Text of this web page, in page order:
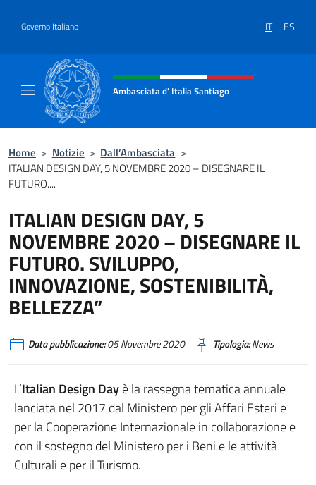
Governo Italiano IT ES
Intestazione sito, social e menù
Ambasciata d' Italia Santiago
Home > Notizie > Dall’Ambasciata >
ITALIAN DESIGN DAY, 5 NOVEMBRE 2020 – DISEGNARE IL
FUTURO....
ITALIAN DESIGN DAY, 5
NOVEMBRE 2020 – DISEGNARE IL
FUTURO. SVILUPPO,
INNOVAZIONE, SOSTENIBILITÀ,
BELLEZZA”
Data pubblicazione:05 Novembre 2020 Tipologia:News
L’Italian Design Dayè la rassegna tematica annuale
lanciata nel 2017 dal Ministero per gli Affari Esteri e
per la Cooperazione Internazionale in collaborazione e
con il sostegno del Ministero per i Beni e le attività
Culturali e per il Turismo.